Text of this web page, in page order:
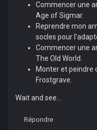
Commencer une
Age of Sigmar.
Reprendre mon
socles pour
Commencer une
The Old World.
Monter et peindre
Frostgrave.
Wait and see...
Répondre